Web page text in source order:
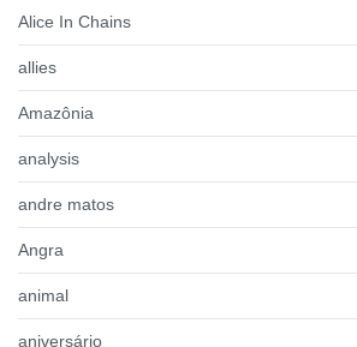
Alice In Chains
allies
Amazônia
analysis
andre matos
Angra
animal
aniversário